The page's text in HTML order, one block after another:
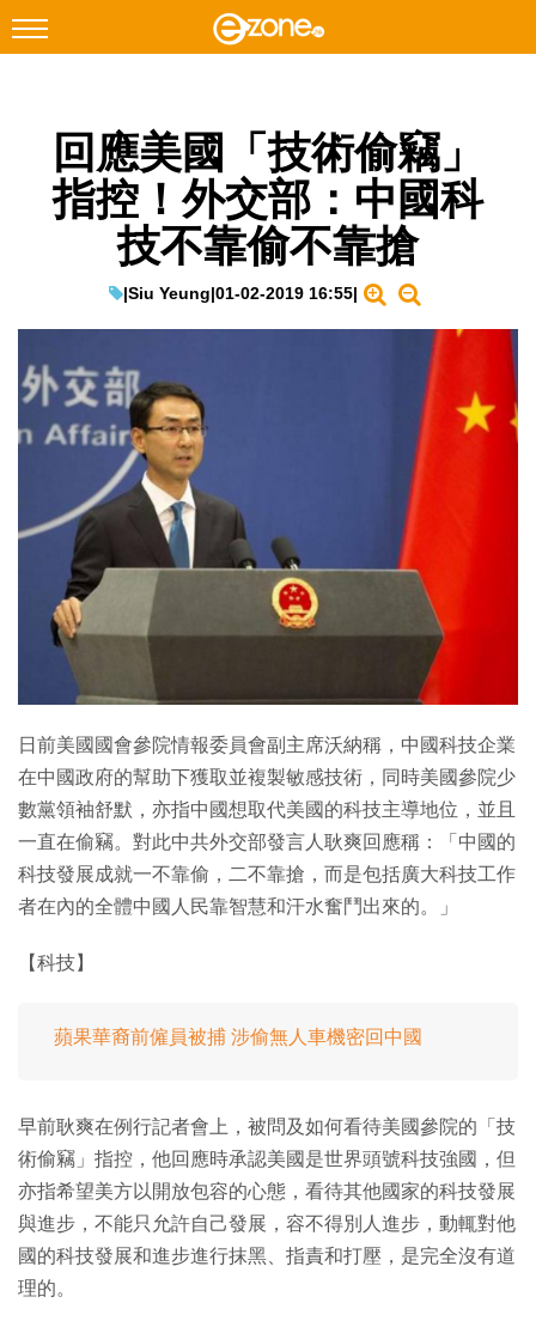
Facebook Instagram
科技焦點
教學評測
EduTech
IT Times
生成式AI與雲端應用
Enterprise Digital Transformation
回應美國「技術偷竊」
指控！外交部：中國科
技不靠偷不靠搶
|Siu Yeung|01-02-2019 16:55|
日前美國國會參院情報委員會副主席沃納稱，中國科技企業
在中國政府的幫助下獲取並複製敏感技術，同時美國參院少
數黨領袖舒默，亦指中國想取代美國的科技主導地位，並且
一直在偷竊。對此中共外交部發言人耿爽回應稱：「中國的
科技發展成就一不靠偷，二不靠搶，而是包括廣大科技工作
者在內的全體中國人民靠智慧和汗水奮鬥出來的。」
【科技】
蘋果華裔前僱員被捕 涉偷無人車機密回中國
早前耿爽在例行記者會上，被問及如何看待美國參院的「技
術偷竊」指控，他回應時承認美國是世界頭號科技強國，但
亦指希望美方以開放包容的心態，看待其他國家的科技發展
與進步，不能只允許自己發展，容不得別人進步，動輒對他
國的科技發展和進步進行抹黑、指責和打壓，是完全沒有道
理的。